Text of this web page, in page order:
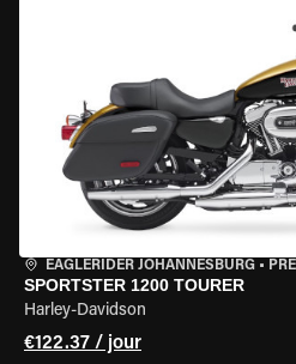
EAGLERIDER JOHANNESBURG •
SPORTSTER 1200 TOURER
Harley-Davidson
€122.37 / jour